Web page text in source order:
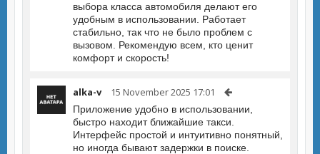
выбора класса автомобиля делают его
удобным в использовании. Работает
стабильно, так что не было проблем с
вызовом. Рекомендую всем, кто ценит
комфорт и скорость!
alka-v 15 November 2025 17:01
Приложение удобно в использовании,
быстро находит ближайшие такси.
Интерфейс простой и интуитивно понятный,
но иногда бывают задержки в поиске.